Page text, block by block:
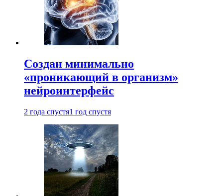
Создан минимально
«проникающий в организм»
нейроинтерфейс
2 года спустя1 год спустя